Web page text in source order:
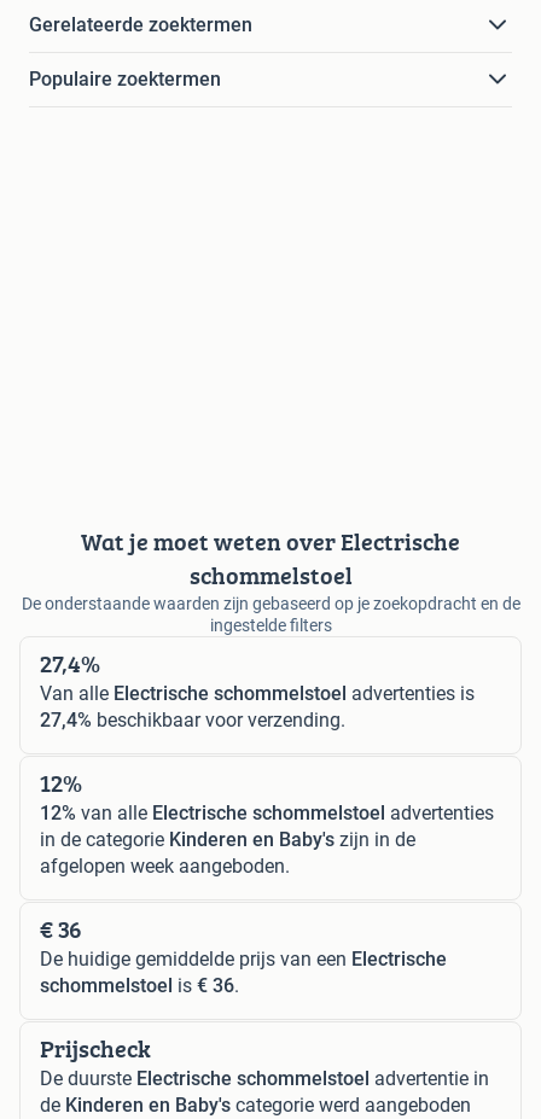
Gerelateerde zoektermen
Populaire zoektermen
Wat je moet weten over Electrische
schommelstoel
De onderstaande waarden zijn gebaseerd op je zoekopdracht en de
ingestelde filters
27,4%
Van alle Electrische schommelstoel advertenties is
27,4% beschikbaar voor verzending.
12%
12% van alle Electrische schommelstoel advertenties
in de categorie Kinderen en Baby's zijn in de
afgelopen week aangeboden.
€ 36
De huidige gemiddelde prijs van een Electrische
schommelstoel is € 36.
Prijscheck
De duurste Electrische schommelstoel advertentie in
de Kinderen en Baby's categorie werd aangeboden